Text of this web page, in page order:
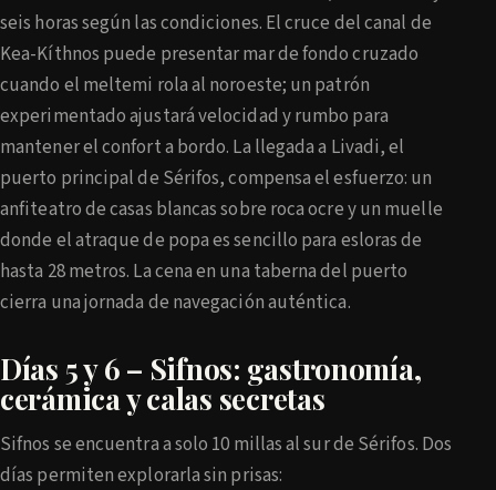
seis horas según las condiciones. El cruce del canal de
Kea-Kíthnos puede presentar mar de fondo cruzado
cuando el meltemi rola al noroeste; un patrón
experimentado ajustará velocidad y rumbo para
mantener el confort a bordo. La llegada a Livadi, el
puerto principal de Sérifos, compensa el esfuerzo: un
anfiteatro de casas blancas sobre roca ocre y un muelle
donde el atraque de popa es sencillo para esloras de
hasta 28 metros. La cena en una taberna del puerto
cierra una jornada de navegación auténtica.
Días 5 y 6 – Sifnos: gastronomía,
cerámica y calas secretas
Sifnos se encuentra a solo 10 millas al sur de Sérifos. Dos
días permiten explorarla sin prisas: